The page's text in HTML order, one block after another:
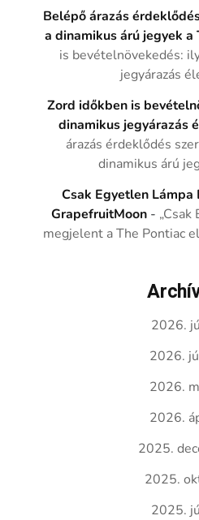
Belépő árazás
a dinamikus árú jegyek a
is bevételnövekedés:
jegyárazás
Zord időkben is
dinamikus jegyárazás
árazás érdeklődés
dinamikus árú
Csak Egyetlen
GrapefruitMoon - „Csak
megjelent a The Pontiac
2026.
2026.
2026.
2026.
2025.
2025.
2025.